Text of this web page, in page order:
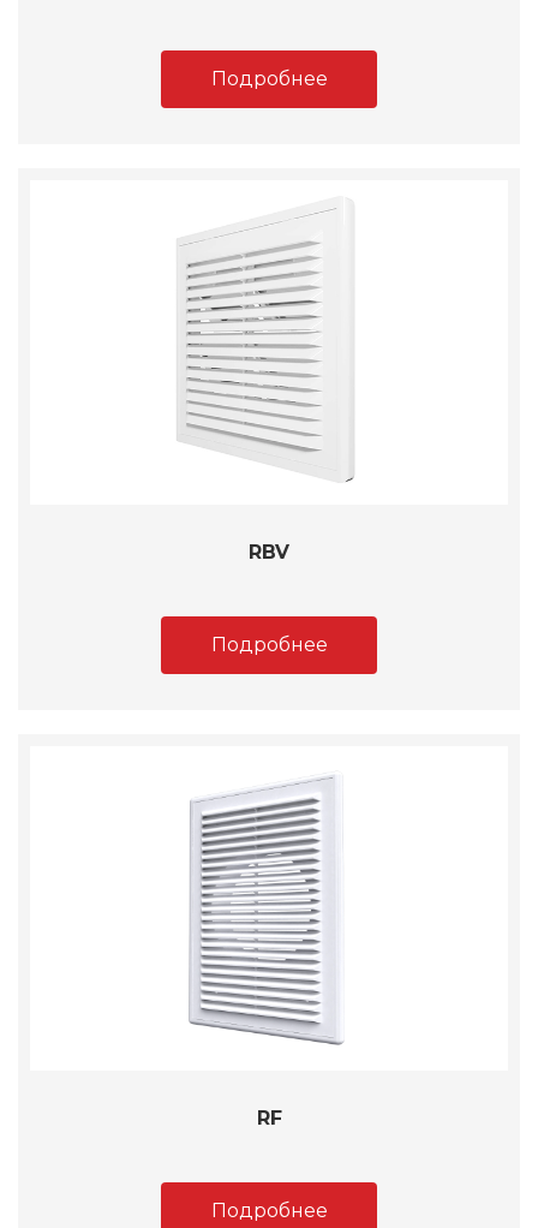
Подробнее
RBV
Подробнее
RF
Подробнее